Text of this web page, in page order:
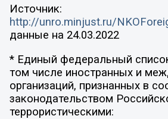
Источник:
http://unro.minjust.ru/
данные на 24.03.2022
* Единый федеральный
том числе иностранных и
организаций, признанных в
законодательством
террористическими: